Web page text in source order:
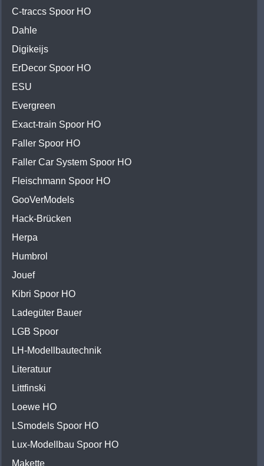
C-traccs Spoor HO
Dahle
Digikeijs
ErDecor Spoor HO
ESU
Evergreen
Exact-train Spoor HO
Faller Spoor HO
Faller Car System Spoor HO
Fleischmann Spoor HO
GooVerModels
Hack-Brücken
Herpa
Humbrol
Jouef
Kibri Spoor HO
Ladegüter Bauer
LGB Spoor
LH-Modellbautechnik
Literatuur
Littfinski
Loewe HO
LSmodels Spoor HO
Lux-Modellbau Spoor HO
Makette